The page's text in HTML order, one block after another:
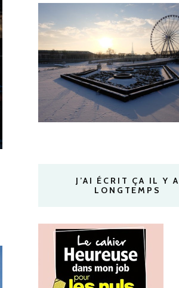
J’AI ÉCRIT ÇA IL Y A
LONGTEMPS